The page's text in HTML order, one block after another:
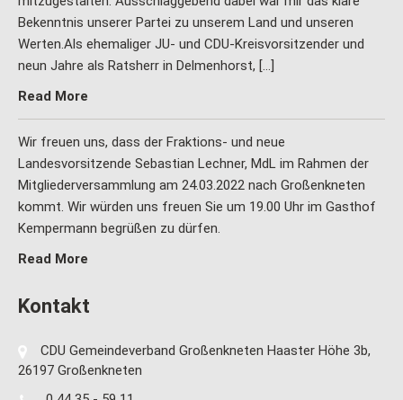
Bekenntnis unserer Partei zu unserem Land und unseren
Werten.Als ehemaliger JU- und CDU-Kreisvorsitzender und
neun Jahre als Ratsherr in Delmenhorst, […]
Read More
Wir freuen uns, dass der Fraktions- und neue
Landesvorsitzende Sebastian Lechner, MdL im Rahmen der
Mitgliederversammlung am 24.03.2022 nach Großenkneten
kommt. Wir würden uns freuen Sie um 19.00 Uhr im Gasthof
Kempermann begrüßen zu dürfen.
Read More
Kontakt
CDU Gemeindeverband Großenkneten Haaster Höhe 3b,
26197 Großenkneten